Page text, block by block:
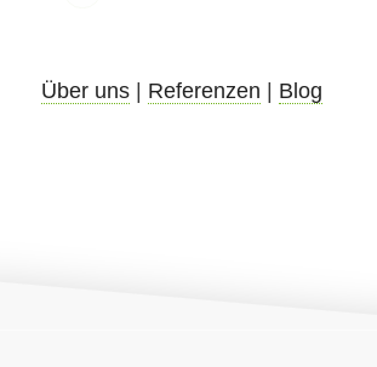
Über uns| Referenzen | Blog